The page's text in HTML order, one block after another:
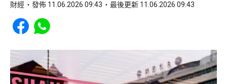
財經 發佈 11.06.2026 09:43 最後更新 11.06.2026 09:43
Share to Facebook
Share to WhatsApp